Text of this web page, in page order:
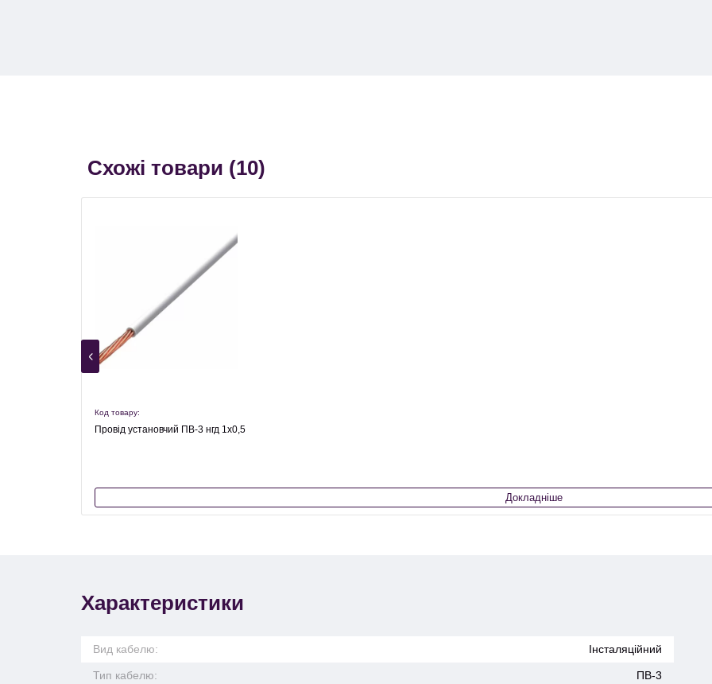
Схожі товари (10)
Код товару:
Провід установчий ПВ-3 нгд 1х0,5
Докладніше
Характеристики
Вид кабелю: Інсталяційний
Тип кабелю: ПВ-3